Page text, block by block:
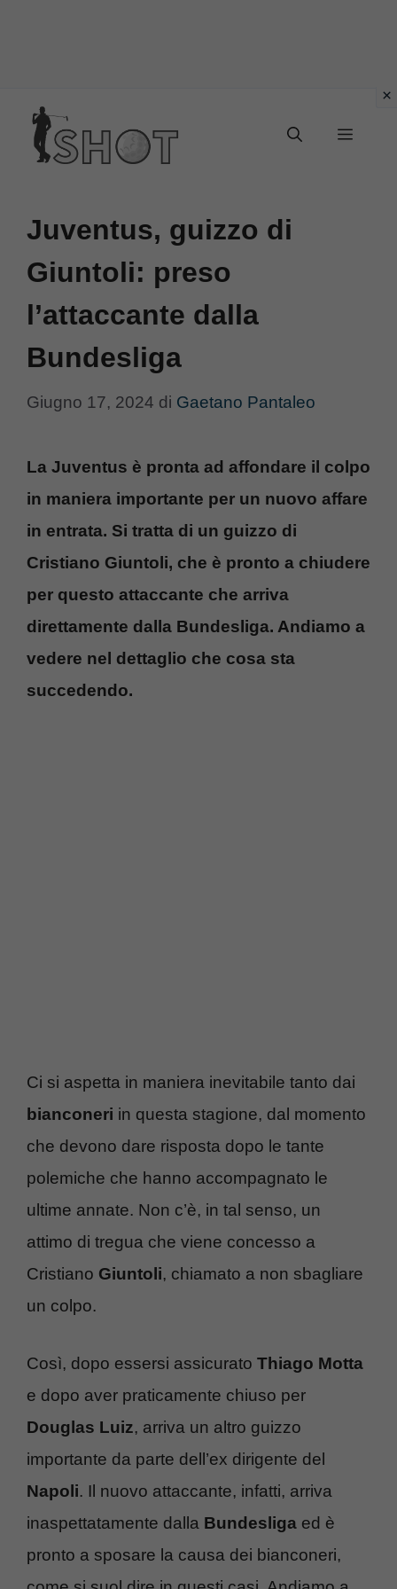
contenuto
Menu
Juventus, guizzo di
Giuntoli: preso
l’attaccante dalla
Bundesliga
Giugno 17, 2024 di Gaetano Pantaleo
La Juventus è pronta ad affondare il colpo
in maniera importante per un nuovo affare
in entrata. Si tratta di un guizzo di
Cristiano Giuntoli, che è pronto a chiudere
per questo attaccante che arriva
direttamente dalla Bundesliga. Andiamo a
vedere nel dettaglio che cosa sta
succedendo.
Ci si aspetta in maniera inevitabile tanto dai
bianconeri in questa stagione, dal momento
che devono dare risposta dopo le tante
polemiche che hanno accompagnato le
ultime annate. Non c’è, in tal senso, un
attimo di tregua che viene concesso a
Cristiano Giuntoli, chiamato a non sbagliare
un colpo.
Così, dopo essersi assicurato Thiago Motta
e dopo aver praticamente chiuso per
Douglas Luiz, arriva un altro guizzo
importante da parte dell’ex dirigente del
Napoli. Il nuovo attaccante, infatti, arriva
inaspettatamente dalla Bundesliga ed è
pronto a sposare la causa dei bianconeri,